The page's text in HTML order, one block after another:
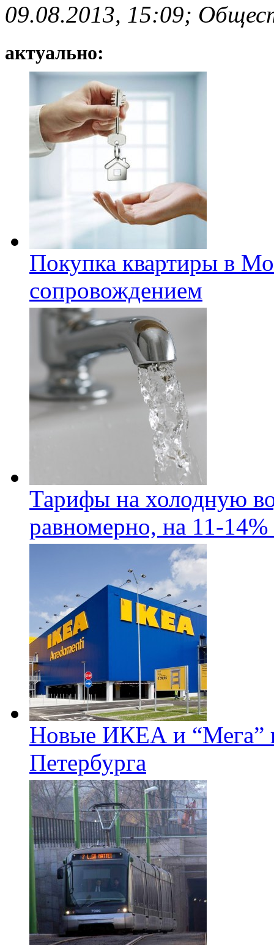
09.08.2013, 15:09;
актуально:
Покупка квартиры в
сопровождением
Тарифы на холодную
равномерно, на 11-14%
Новые ИКЕА и “Мега”
Петербурга